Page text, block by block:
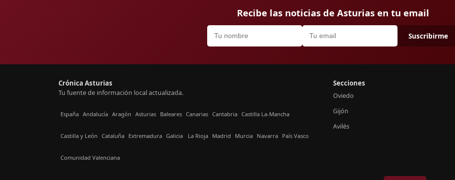
Recibe las noticias de Asturias en tu email
Suscribirme
Crónica Asturias
Tu fuente de información local actualizada.
España Andalucía Aragón Asturias Baleares Canarias Cantabria Castilla La-Mancha
Castilla y León Cataluña Extremadura Galicia La Rioja Madrid Murcia Navarra País Vasco
Comunidad Valenciana
Secciones
Oviedo
Gijón
Avilés